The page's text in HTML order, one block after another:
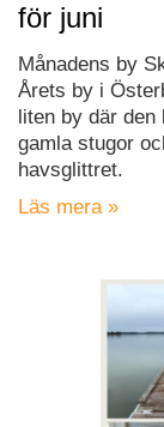
för juni
Månadens by
Årets by i
liten by där
gamla stugor
havsglittret.
Läs mera »